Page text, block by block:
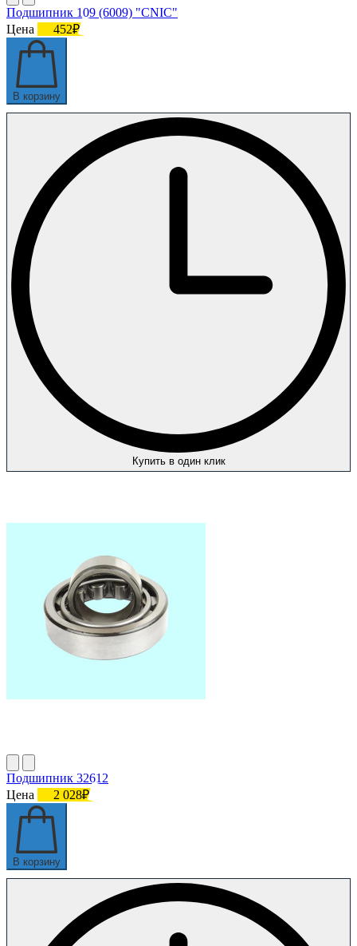
Подшипник 109 (6009) "CNIC"
Цена
452₽
В корзину
Купить в один клик
Подшипник 32612
Цена
2 028₽
В корзину